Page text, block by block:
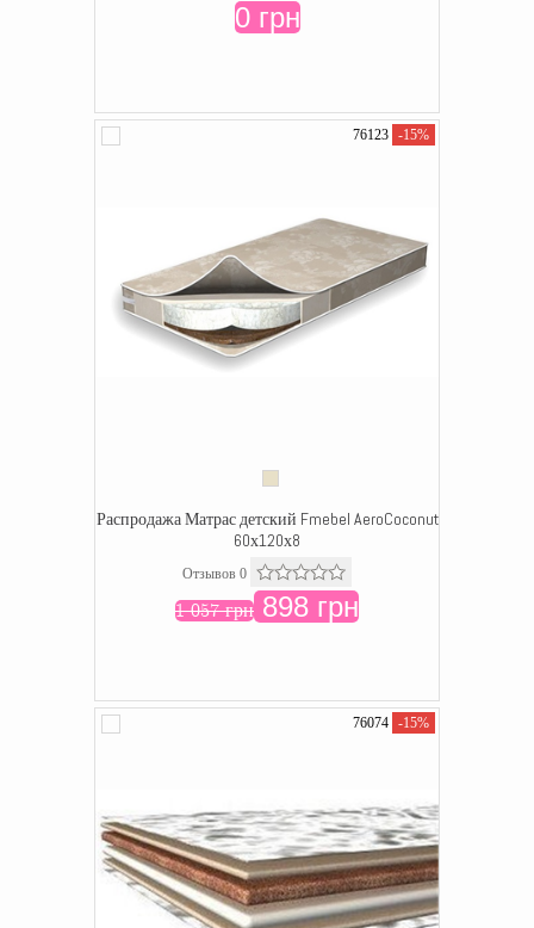
0 грн
76123 -15%
Распродажа Матрас детский Fmebel AeroCoconut
60х120х8
Отзывов 0
1 057 грн 898 грн
76074 -15%